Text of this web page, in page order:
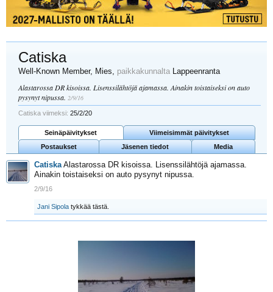
Catiska
Well-Known Member, Mies, paikkakunnalta Lappeenranta
Alastarossa DR kisoissa. Lisenssilähtöjä ajamassa. Ainakin toistaiseksi on auto
pysynyt nipussa. 2/9/16
Catiska viimeksi: 25/2/20
Seinäpäivitykset
Viimeisimmät päivitykset
Postaukset
Jäsenen tiedot Media
Catiska Alastarossa DR kisoissa. Lisenssilähtöjä ajamassa.
Ainakin toistaiseksi on auto pysynyt nipussa.
2/9/16
Jani Sipola tykkää tästä.